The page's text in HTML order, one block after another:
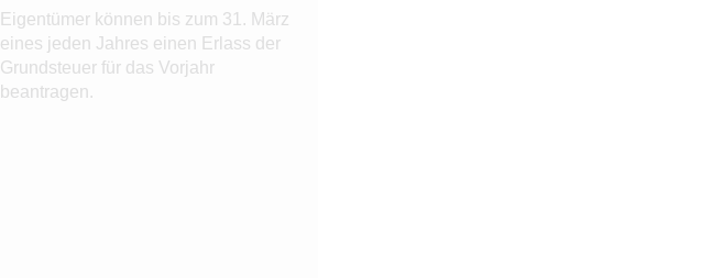
Eigentümer können bis zum 31. März
eines jeden Jahres einen Erlass der
Grundsteuer für das Vorjahr
beantragen.